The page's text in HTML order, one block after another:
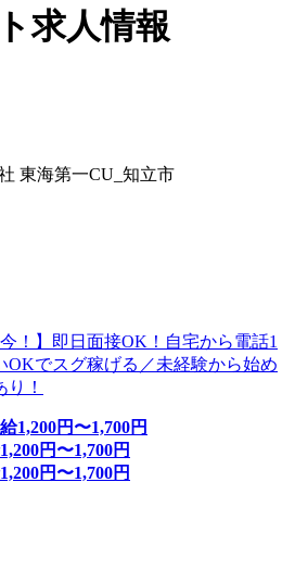
求人情報
東海第一CU_知立市
！】即日面接OK！自宅から電話1
でスグ稼げる／未経験から始め
！
1,200円〜1,700円
1,200円〜1,700円
1,200円〜1,700円